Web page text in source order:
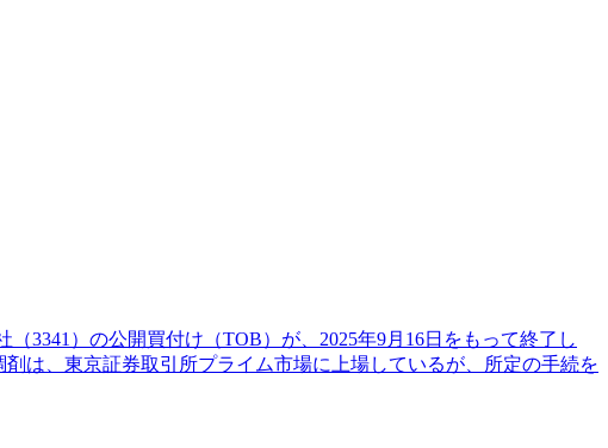
3341）の公開買付け（TOB）が、2025年9月16日をもって終了し
は、東京証券取引所プライム市場に上場しているが、所定の手続を